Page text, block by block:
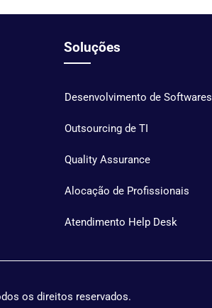
Soluções
Desenvolvimento de Softwares
Outsourcing de TI
Quality Assurance
Alocação de Profissionais
Atendimento Help Desk
os direitos reservados.